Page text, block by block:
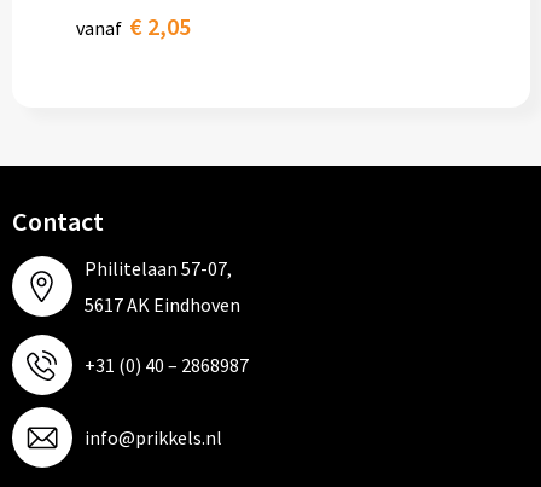
vanaf € 2,05
Contact
Philitelaan 57-07,
5617 AK Eindhoven
+31 (0) 40 – 2868987
info@prikkels.nl